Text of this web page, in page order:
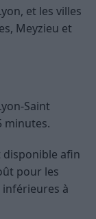
et les villes
Meyzieu et
Saint
minutes.
disponible afin
pour les
à